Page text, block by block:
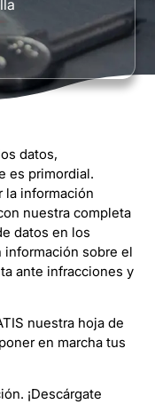
datos,
es primordial.
la información
nuestra completa
datos en los
información sobre el
ante infracciones y
nuestra hoja de
en marcha tus
¡Descárgate